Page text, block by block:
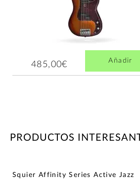
485,00€ Añadir
PRODUCTOS
Squier Affinity Series Active Jazz